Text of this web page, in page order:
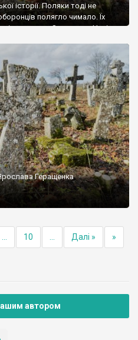
історії. Поляки тоді не
полягло чимало. Їх
називався Замковим. Нині на
є такі, де епітафії стер […]
Геращенка
10 Далі » »
автором